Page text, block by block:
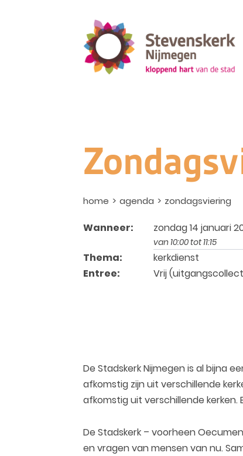
home agenda zondagsviering
Wanneer: zondag 14 januari
van 10:00 tot 11:15
Thema:
kerkdienst
Entree:
Vrij
De Stadskerk Nijmegen is al bijna
afkomstig zijn uit verschillende
afkomstig uit verschillende kerken.
De Stadskerk – voorheen
en vragen van mensen van nu.